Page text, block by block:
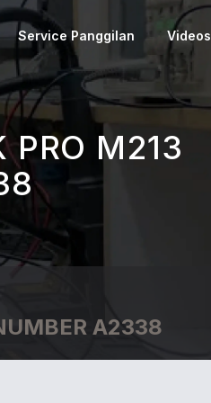
Service Panggilan Videos
PRO M213
A2338